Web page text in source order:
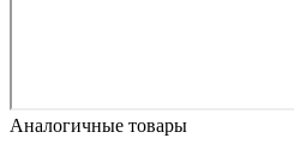
Аналогичные товары